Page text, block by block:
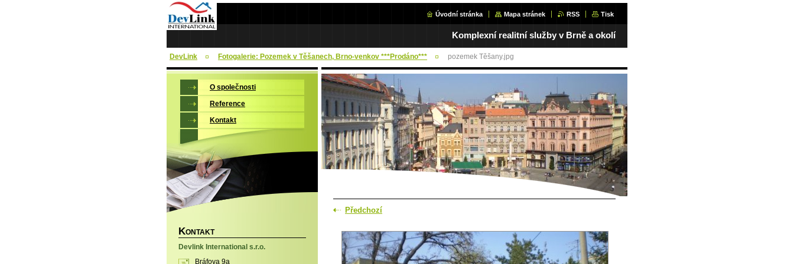
Úvodní stránka Mapa stránek RSS Tisk
Komplexní realitní služby v Brně a okolí
DevLink Fotogalerie: Pozemek v Těšanech, Brno-venkov ***Prodáno*** pozemek Těšany.jpg
Předchozí
O společnosti
Reference
Kontakt
KONTAKT
Devlink International s.r.o.
Bráfova 9a